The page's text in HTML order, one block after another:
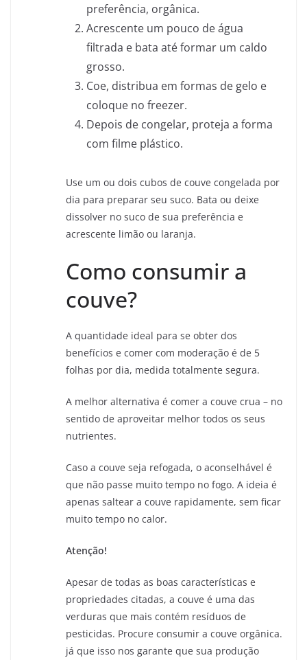
preferência, orgânica.
Acrescente um pouco de água
filtrada e bata até formar um caldo
grosso.
Coe, distribua em formas de gelo e
coloque no freezer.
Depois de congelar, proteja a forma
com filme plástico.
Use um ou dois cubos de couve congelada por
dia para preparar seu suco. Bata ou deixe
dissolver no suco de sua preferência e
acrescente limão ou laranja.
Como consumir a
couve?
A quantidade ideal para se obter dos
benefícios e comer com moderação é de 5
folhas por dia, medida totalmente segura.
A melhor alternativa é comer a couve crua – no
sentido de aproveitar melhor todos os seus
nutrientes.
Caso a couve seja refogada, o aconselhável é
que não passe muito tempo no fogo. A ideia é
apenas saltear a couve rapidamente, sem ficar
muito tempo no calor.
Atenção!
Apesar de todas as boas características e
propriedades citadas, a couve é uma das
verduras que mais contém resíduos de
pesticidas. Procure consumir a couve orgânica.
já que isso nos garante que sua produção